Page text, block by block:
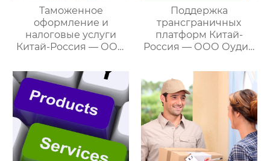
Таможенное
оформление и
налоговые услуги
Китай-Россия — ООО
международными
цепями поставок
Поддержка
трансграничных
платформ Китай-
Россия — ООО Оудин
международными
цепями поставок